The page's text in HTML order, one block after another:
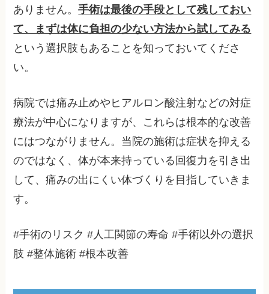
ありません。手術は最後の手段として残しておい
て、まずは体に負担の少ない方法から試してみる
という選択肢もあることを知っておいてくださ
い。
病院では痛み止めやヒアルロン酸注射などの対症
療法が中心になりますが、これらは根本的な改善
にはつながりません。当院の施術は症状を抑える
のではなく、体が本来持っている回復力を引き出
して、痛みの出にくい体づくりを目指していきま
す。
#手術のリスク #人工関節の寿命 #手術以外の選択
肢 #整体施術 #根本改善